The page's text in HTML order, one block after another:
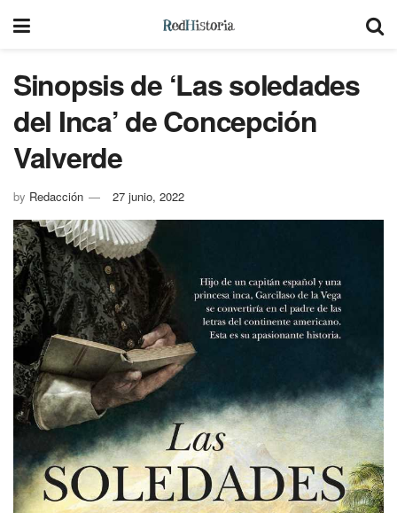
Sinopsis de ‘Las soledades
del Inca’ de Concepción
Valverde
by Redacción 27 junio, 2022